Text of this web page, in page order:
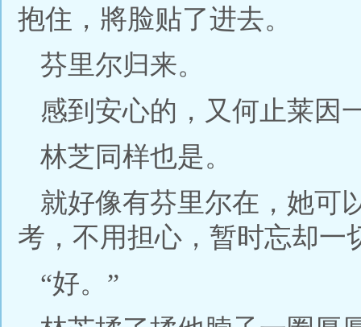
抱住，將脸贴了进去。
芬里尔归来。
感到安心的，又何止莱因
林芝同样也是。
就好像有芬里尔在，她可
考，不用担心，暂时忘却一
“好。”